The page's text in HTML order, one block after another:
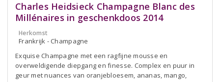
Charles Heidsieck Champagne Blanc des
Millénaires in geschenkdoos 2014
Herkomst
Frankrijk - Champagne
Exquise Champagne met een ragfijne mousse en
overweldigende diepgang en finesse. Complex en puur in
geur met nuances van oranjebloesem, ananas, mango,